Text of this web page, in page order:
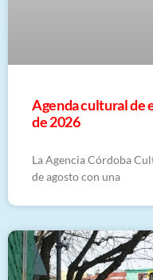
​Agenda cultural de
de 2026
La Agencia Córdoba
de agosto con una